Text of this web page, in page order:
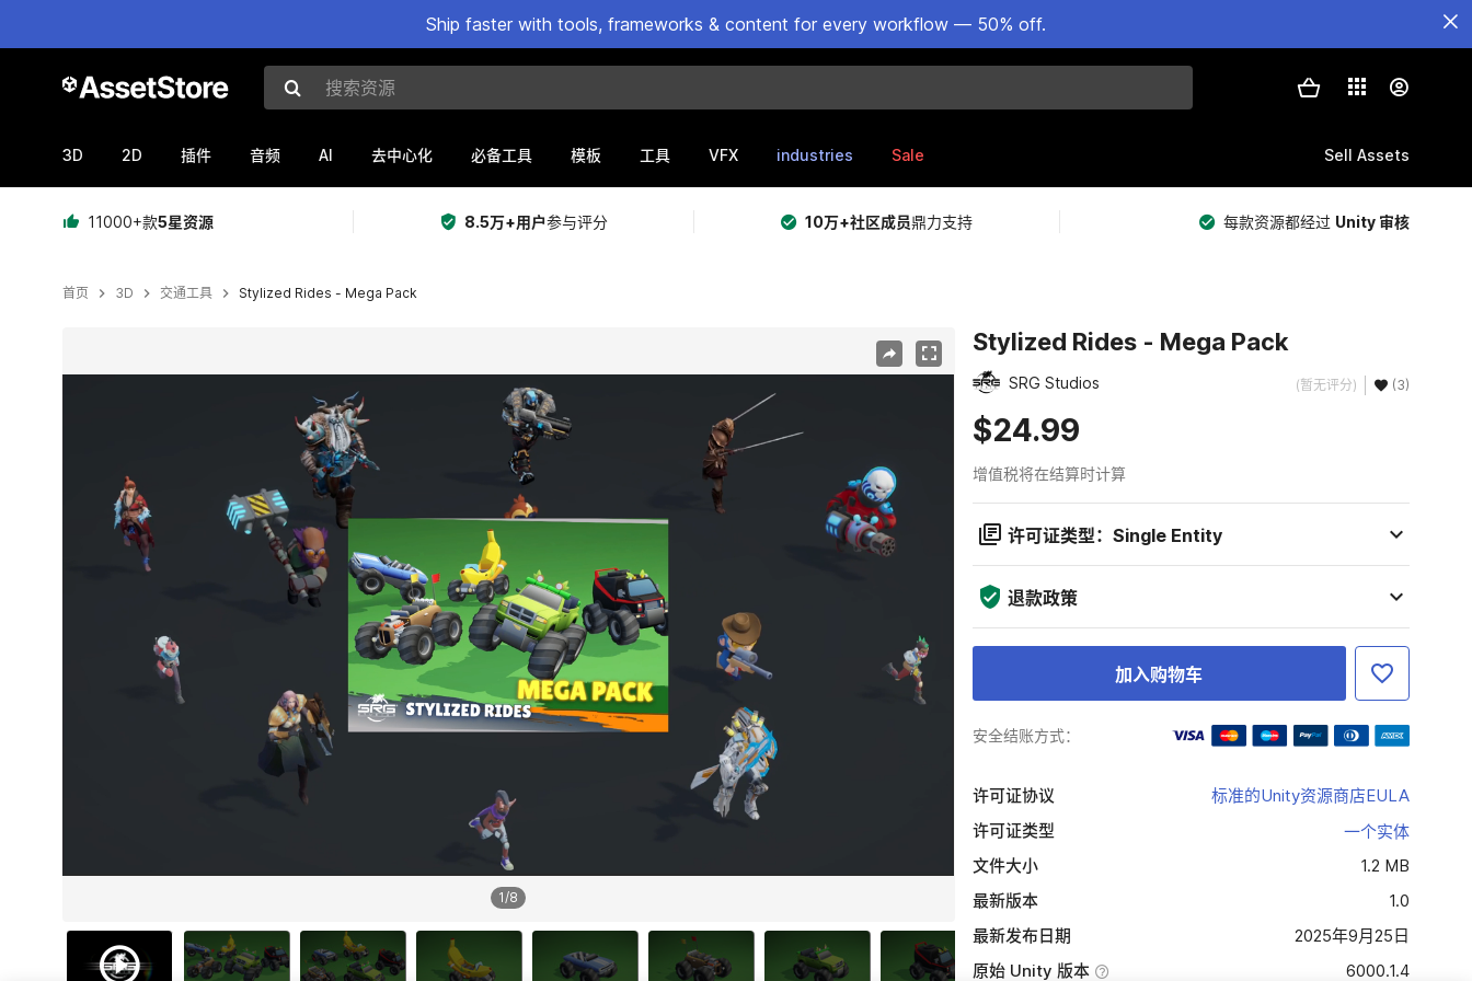
Ship faster with tools, frameworks & content for every workflow — 50% off.
搜索资源
3D 2D 插件 音频 AI 去中心化 必备工具 模板 工具 VFX industries Sale Sell Assets
11000+款5星资源 8.5万+用户参与评分 10万+社区成员鼎力支持 每款资源都经过 Unity 审核
首页 3D 交通工具 Stylized Rides - Mega Pack
1/8
Stylized Rides - Mega Pack
SRG Studios (暂无评分) (3)
$24.99
增值税将在结算时计算
许可证类型：Single Entity
退款政策
加入购物车
安全结账方式：
许可证协议
标准的Unity资源商店EULA
许可证类型
一个实体
文件大小
1.2 MB
最新版本
1.0
最新发布日期
2025年9月25日
原始 Unity 版本
6000.1.4